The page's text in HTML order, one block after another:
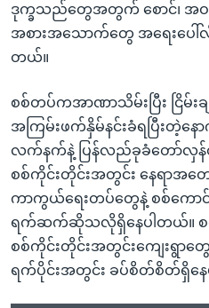
ဒုက္ခသည်တွေအတွက် စောင်၊ အ
အစားအသောက်တွေ အရေးပေါ်
တယ်။
စစ်တပ်ကအာဏာသိမ်းပြီး ငြိမ်းခ
အကြမ်းဖက်နှိမ်နင်းခံရပြီးတဲ့နေ
လက်နက်နဲ့ ပြန်လည်ခုခံတော်လှန်တ
စစ်ကိုင်းတိုင်းအတွင်း နေရာအတော်
ကာကွယ်ရေးတပ်တွေနဲ့ စစ်ကေ
ရက်ဆက်ဆိုသလိုရှိနေပါတယ်။ စ
စစ်ကိုင်းတိုင်းအတွင်းကျေးရွာ
ရက်ပိုင်းအတွင်း ခပ်စိတ်စိတ်ရှိနေ